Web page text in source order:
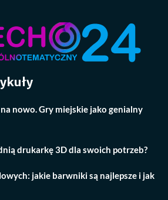
nowo. Gry miejskie jako genialny
drukarkę 3D dla swoich potrzeb?
jakie barwniki są najlepsze i jak